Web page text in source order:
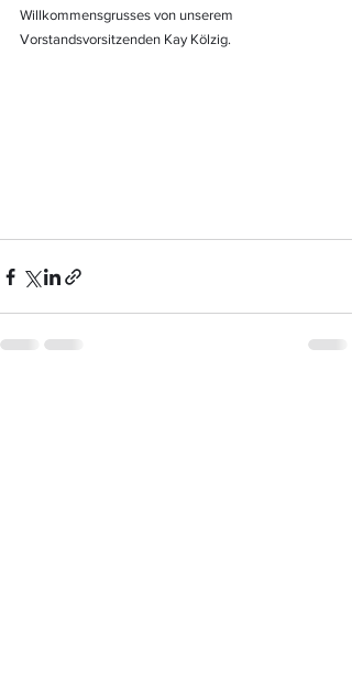
Willkommensgrusses von unserem
Vorstandsvorsitzenden Kay Kölzig.